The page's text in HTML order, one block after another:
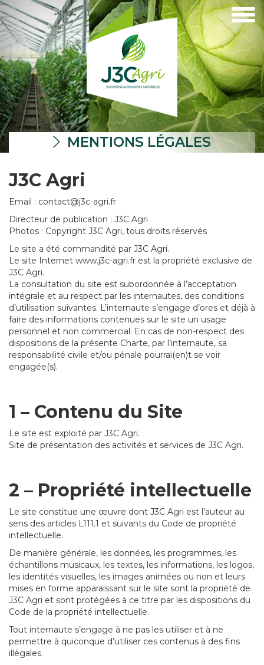
MENTIONS LÉGALES
J3C Agri
Email : contact@j3c-agri.fr
Directeur de publication : J3C Agri
Photos : Copyright J3C Agri, tous droits réservés
Le site a été commandité par J3C Agri.
Le site Internet www.j3c-agri.fr est la propriété exclusive de
J3C Agri.
La consultation du site est subordonnée à l’acceptation
intégrale et au respect par les internautes, des conditions
d’utilisation suivantes. L’internaute s’engage d’ores et déjà à
faire des informations contenues sur le site un usage
personnel et non commercial. En cas de non-respect des
dispositions de la présente Charte, par l’internaute, sa
responsabilité civile et/ou pénale pourrai(en)t se voir
engagée(s).
1 – Contenu du Site
Le site est exploité par J3C Agri.
Site de présentation des activités et services de J3C Agri.
2 – Propriété intellectuelle
Le site constitue une œuvre dont J3C Agri est l’auteur au
sens des articles L111.1 et suivants du Code de propriété
intellectuelle.
De manière générale, les données, les programmes, les
échantillons musicaux, les textes, les informations, les logos,
les identités visuelles, les images animées ou non et leurs
mises en forme apparaissant sur le site sont la propriété de
J3C Agri et sont protégées à ce titre par les dispositions du
Code de la propriété intellectuelle.
Tout internaute s’engage à ne pas les utiliser et à ne
permettre à quiconque d’utiliser ces contenus à des fins
illégales.